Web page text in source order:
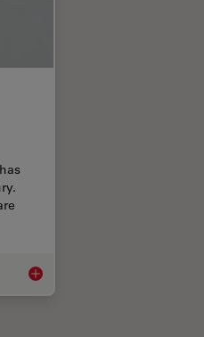
A Guide to Using Microscopy for